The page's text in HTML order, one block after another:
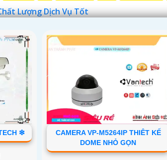
Lượng Dịch Vụ Tốt
❇
CAMERA VP-M5264IP THIÊT KẾ
DOME NHỎ GỌN